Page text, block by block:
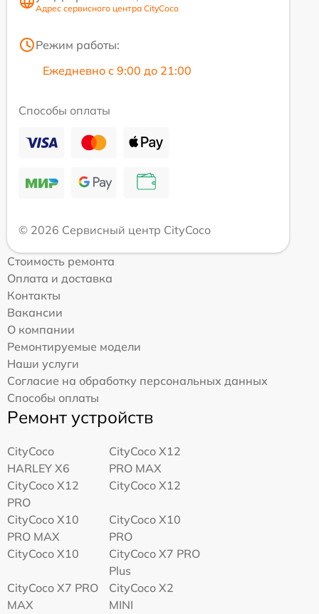
Адрес сервисного центра CityCoco
Режим работы:
Ежедневно с 9:00 до 21:00
Способы оплаты
© 2026 Сервисный центр CityCoco
Стоимость ремонта
Оплата и доставка
Контакты
Вакансии
О компании
Ремонтируемые модели
Наши услуги
Согласие на обработку персональных данных
Способы оплаты
Ремонт устройств
CityCoco
HARLEY X6
CityCoco X12
PRO MAX
CityCoco X12
PRO
CityCoco X12
CityCoco X10
PRO MAX
CityCoco X10
PRO
CityCoco X10
CityCoco X7 PRO
Plus
CityCoco X7 PRO
MAX
CityCoco X2
MINI